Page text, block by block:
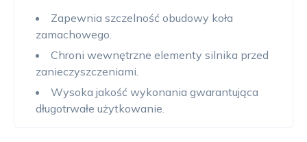
Zapewnia szczelność obudowy koła
zamachowego.
Chroni wewnętrzne elementy silnika przed
zanieczyszczeniami.
Wysoka jakość wykonania gwarantująca
długotrwałe użytkowanie.